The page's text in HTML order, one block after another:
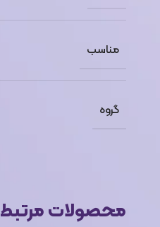
مناسب
گروه
محصولات مرتبط